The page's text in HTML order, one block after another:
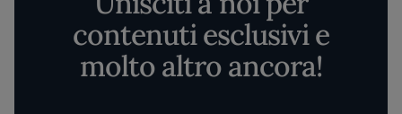
contenuti esclusivi e
molto altro ancora!